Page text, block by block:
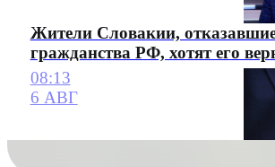
Жители Словакии,
гражданства РФ, хотят его
08:13
6 АВГ